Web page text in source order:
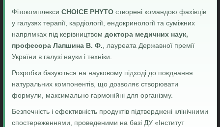
Фітокомплекси CHOICE PHYTO створені командою фахівців
у галузях терапії, кардіології, ендокринології та суміжних
напрямках під керівництвом доктора медичних наук,
професора Лапшина В. Ф. , лауреата Державної премії
України в галузі науки і техніки.
Розробки базуються на науковому підході до поєднання
натуральних компонентів, що дозволяє створювати
формули, максимально гармонійні для організму.
Безпечність і ефективність продуктів підтверджені клінічними
спостереженнями, проведеними на базі ДУ «Інститут